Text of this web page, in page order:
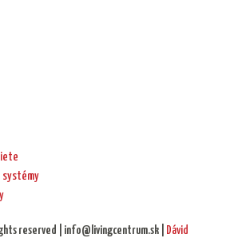
systémy
reserved | info@livingcentrum.sk |
Dávid